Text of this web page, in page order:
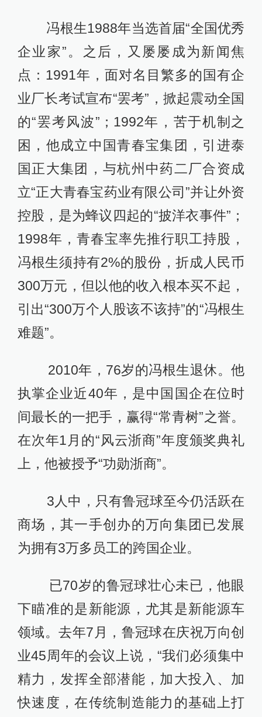
冯根生1988年当选首届“全国优秀
企业家”。之后，又屡屡成为新闻焦
点：1991年，面对名目繁多的国有企
业厂长考试宣布“罢考”，掀起震动全国
的“罢考风波”；1992年，苦于机制之
困，他成立中国青春宝集团，引进泰
国正大集团，与杭州中药二厂合资成
立“正大青春宝药业有限公司”并让外资
控股，是为蜂议四起的“披洋衣事件”；
1998年，青春宝率先推行职工持股，
冯根生须持有2%的股份，折成人民币
300万元，但以他的收入根本买不起，
引出“300万个人股该不该持”的“冯根生
难题”。
2010年，76岁的冯根生退休。他
执掌企业近40年，是中国国企在位时
间最长的一把手，赢得“常青树”之誉。
在次年1月的“风云浙商”年度颁奖典礼
上，他被授予“功勋浙商”。
3人中，只有鲁冠球至今仍活跃在
商场，其一手创办的万向集团已发展
为拥有3万多员工的跨国企业。
已70岁的鲁冠球壮心未已，他眼
下瞄准的是新能源，尤其是新能源车
领域。去年7月，鲁冠球在庆祝万向创
业45周年的会议上说，“我们必须集中
精力，发挥全部潜能，加大投入、加
快速度，在传统制造能力的基础上打